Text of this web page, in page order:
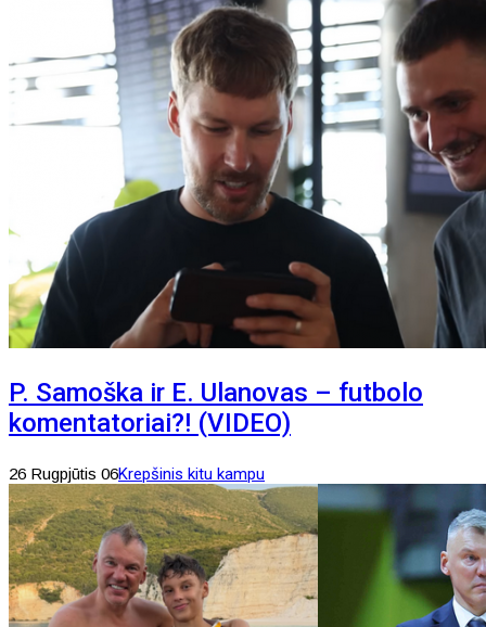
P. Samoška ir E. Ulanovas – futbolo
komentatoriai?! (VIDEO)
26 Rugpjūtis 06Krepšinis kitu kampu